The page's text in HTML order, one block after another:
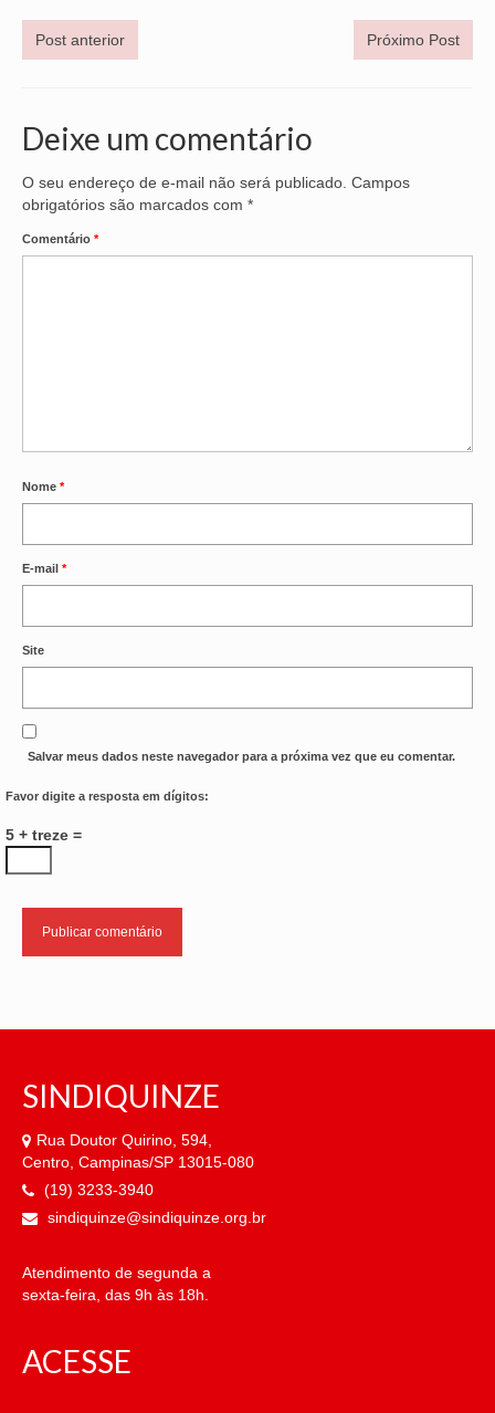
Post anterior Próximo Post
Deixe um comentário
O seu endereço de e-mail não será publicado. Campos
obrigatórios são marcados com *
Comentário *
Nome *
E-mail *
Site
Salvar meus dados neste navegador para a próxima vez que eu comentar.
Favor digite a resposta em dígitos:
5 + treze =
SINDIQUINZE
Rua Doutor Quirino, 594,
Centro, Campinas/SP 13015-080
(19) 3233-3940
sindiquinze@sindiquinze.org.br
Atendimento de segunda a
sexta-feira, das 9h às 18h.
ACESSE